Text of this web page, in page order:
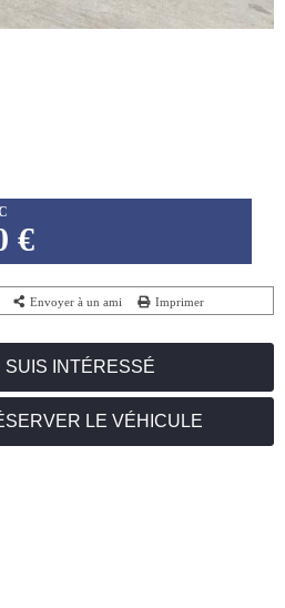
€
Envoyer à un ami Imprimer
SUIS INTÉRESSÉ
LE VÉHICULE